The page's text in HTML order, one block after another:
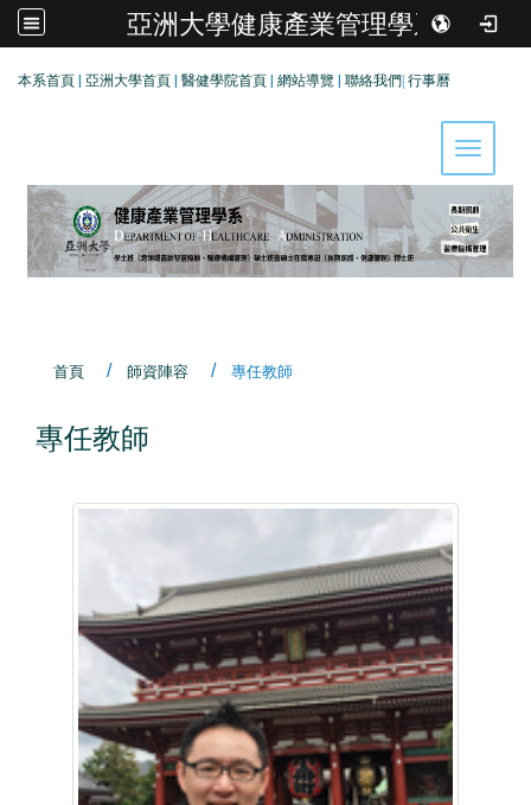
亞洲大學健康產業管理學系
本系首頁 亞洲大學首頁 醫健學院首頁 網站導覽 聯絡我們 行事曆
Toggle
首頁 師資陣容 專任教師
專任教師